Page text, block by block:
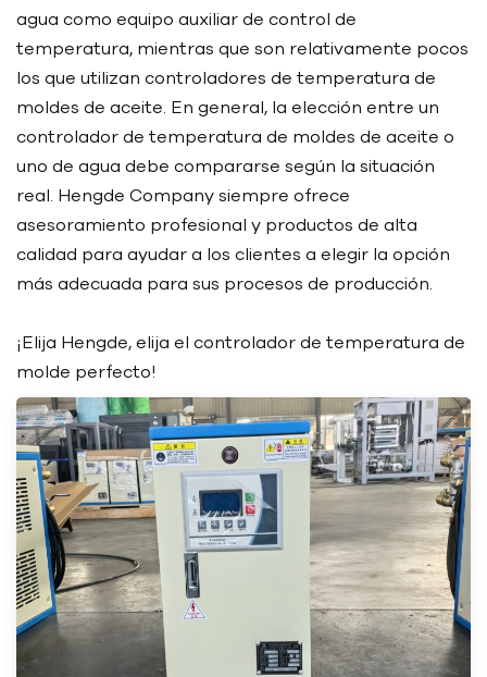
agua como equipo auxiliar de control de
temperatura, mientras que son relativamente pocos
los que utilizan controladores de temperatura de
moldes de aceite. En general, la elección entre un
controlador de temperatura de moldes de aceite o
uno de agua debe compararse según la situación
real. Hengde Company siempre ofrece
asesoramiento profesional y productos de alta
calidad para ayudar a los clientes a elegir la opción
más adecuada para sus procesos de producción.
¡Elija Hengde, elija el controlador de temperatura de
molde perfecto!